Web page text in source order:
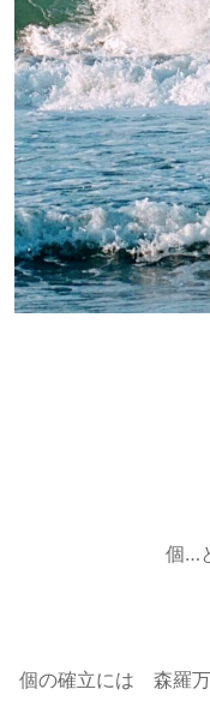
個…
個の確立には 森羅